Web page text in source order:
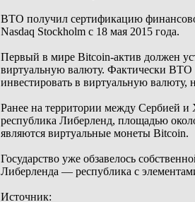
BTO получил сертификацию
Nasdaq Stockholm с 18 мая 2015 года.
Первый в мире Bitcoin-актив должен
виртуальную валюту. Фактически
инвестировать в виртуальную валюту,
Ранее на территории между Сербией и
республика Либерленд, площадью
являются виртуальные монеты Bitcoin.
Государство уже обзавелось
Либерленда — республика с
Источник: